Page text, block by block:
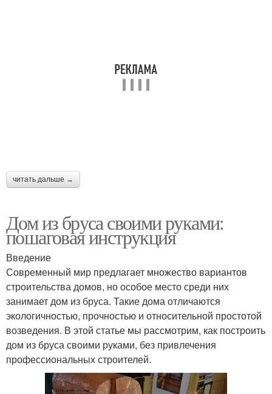
читать дальше →
Дом из бруса своими руками:
пошаговая инструкция
Введение
Современный мир предлагает множество вариантов
строительства домов, но особое место среди них
занимает дом из бруса. Такие дома отличаются
экологичностью, прочностью и относительной простотой
возведения. В этой статье мы рассмотрим, как построить
дом из бруса своими руками, без привлечения
профессиональных строителей.